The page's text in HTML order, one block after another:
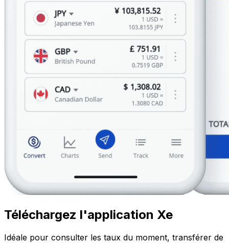
Téléchargez l'application Xe
Idéale pour consulter les taux du moment, transférer de